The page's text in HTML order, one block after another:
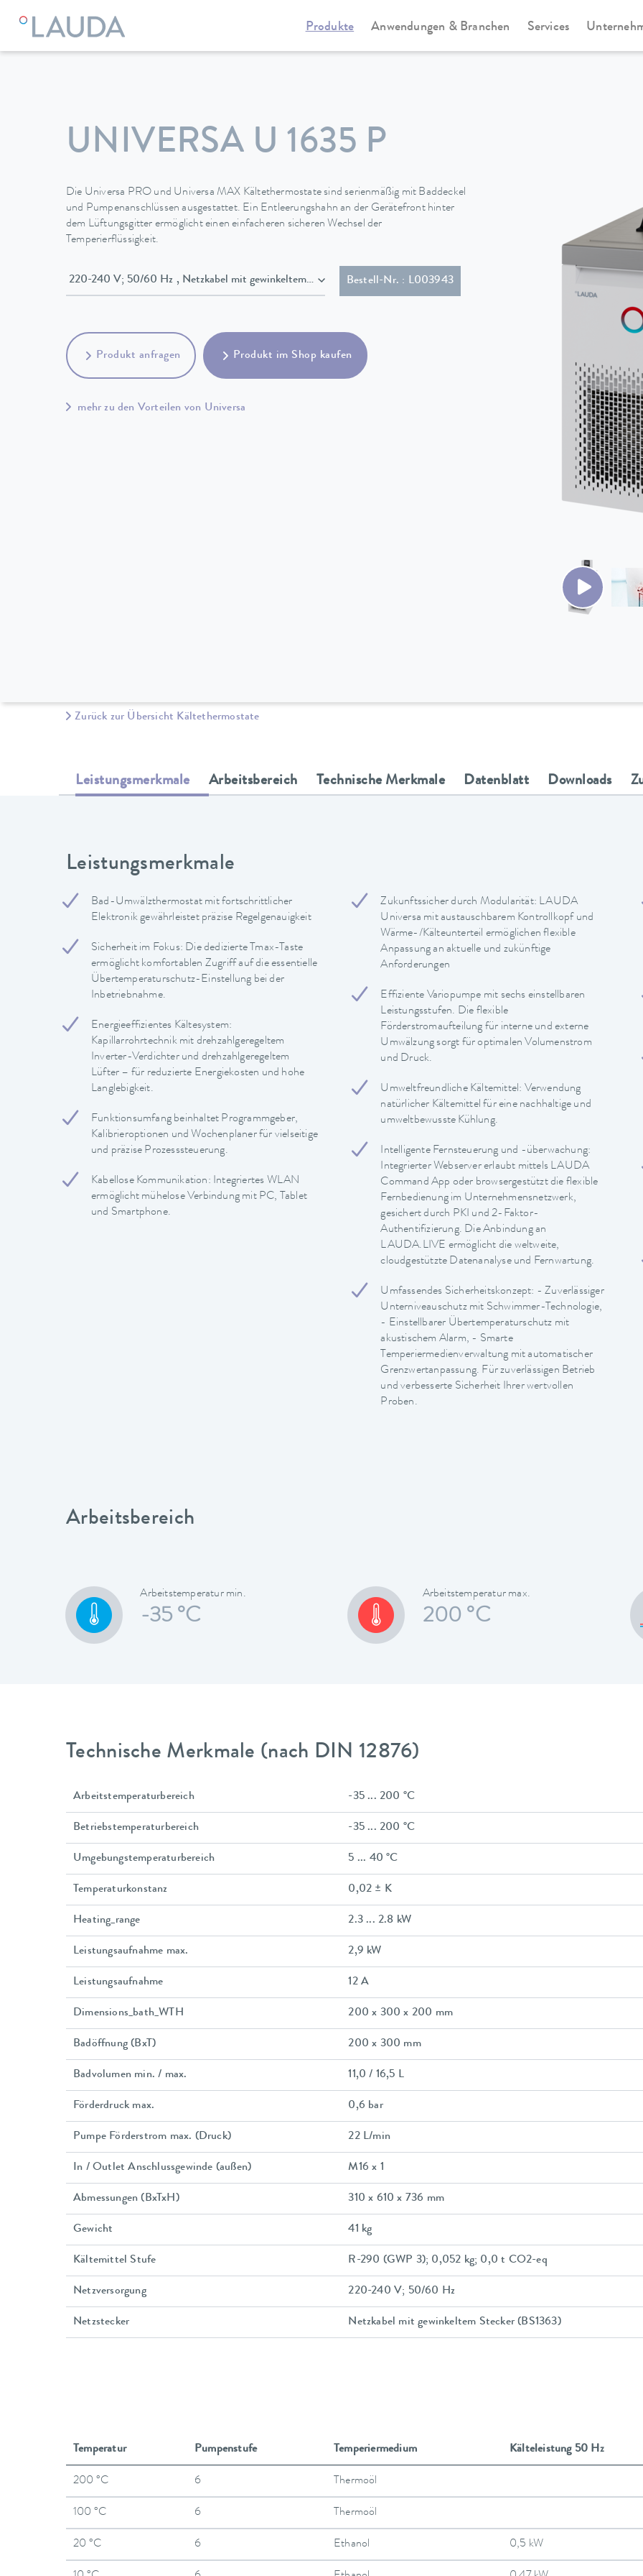
Produkte Anwendungen & Branchen Services
LAUDA Temperiergeräte Kältethermostate Universa
UNIVERSA U 1635 P
Die Universa PRO und Universa MAX Kältethermostate sind serienmäßig mit Baddeckel
und Pumpenanschlüssen ausgestattet. Ein Entleerungshahn an der Gerätefront hinter
dem Lüftungsgitter ermöglicht einen einfacheren sicheren Wechsel der
Temperierflüssigkeit.
220-240 V; 50/60 Hz , Netzkabel mit gewinkeltem Stecker (BS1363)Bestell-Nr. : L003943
Produkt anfragen Produkt im Shop kaufen
mehr zu den Vorteilen von Universa
Zurück zur Übersicht Kältethermostate
Leistungsmerkmale Arbeitsbereich Technische Merkmale Datenblatt Downloads
Leistungsmerkmale
Bad-Umwälzthermostat mit fortschrittlicher
Elektronik gewährleistet präzise Regelgenauigkeit
Sicherheit im Fokus: Die dedizierte Tmax-Taste
ermöglicht komfortablen Zugriff auf die essentielle
Übertemperaturschutz-Einstellung bei der
Inbetriebnahme.
Energieeffizientes Kältesystem:
Kapillarrohrtechnik mit drehzahlgeregeltem
Inverter-Verdichter und drehzahlgeregeltem
Lüfter – für reduzierte Energiekosten und hohe
Langlebigkeit.
Funktionsumfang beinhaltet Programmgeber,
Kalibrieroptionen und Wochenplaner für vielseitige
und präzise Prozesssteuerung.
Kabellose Kommunikation: Integriertes WLAN
ermöglicht mühelose Verbindung mit PC, Tablet
und Smartphone.
Zukunftssicher durch Modularität: LAUDA
Universa mit austauschbarem Kontrollkopf und
Wärme-/Kälteunterteil ermöglichen flexible
Anpassung an aktuelle und zukünftige
Anforderungen
Effiziente Variopumpe mit sechs einstellbaren
Leistungsstufen. Die flexible
Förderstromaufteilung für interne und externe
Umwälzung sorgt für optimalen Volumenstrom
und Druck.
Umweltfreundliche Kältemittel: Verwendung
natürlicher Kältemittel für eine nachhaltige und
umweltbewusste Kühlung.
Intelligente Fernsteuerung und -überwachung:
Integrierter Webserver erlaubt mittels LAUDA
Command App oder browsergestützt die flexible
Fernbedienung im Unternehmensnetzwerk,
gesichert durch PKI und 2-Faktor-
Authentifizierung. Die Anbindung an
LAUDA.LIVE ermöglicht die weltweite,
cloudgestützte Datenanalyse und Fernwartung.
Umfassendes Sicherheitskonzept: - Zuverlässiger
Unterniveauschutz mit Schwimmer-Technologie,
- Einstellbarer Übertemperaturschutz mit
akustischem Alarm, - Smarte
Temperiermedienverwaltung mit automatischer
Grenzwertanpassung. Für zuverlässigen Betrieb
und verbesserte Sicherheit Ihrer wertvollen
Proben.
Arbeitsbereich
Arbeitstemperatur min.
-35 °C
Arbeitstemperatur max.
200 °C
Technische Merkmale (nach DIN 12876)
Arbeitstemperaturbereich -35 ... 200 °C
Betriebstemperaturbereich -35 ... 200 °C
Umgebungstemperaturbereich 5 ... 40 °C
Temperaturkonstanz 0,02 ± K
Heating_range 2.3 ... 2.8 kW
Leistungsaufnahme max. 2,9 kW
Leistungsaufnahme 12 A
Dimensions_bath_WTH 200 x 300 x 200 mm
Badöffnung (BxT) 200 x 300 mm
Badvolumen min. / max. 11,0 / 16,5 L
Förderdruck max. 0,6 bar
Pumpe Förderstrom max. (Druck) 22 L/min
In / Outlet Anschlussgewinde (außen) M16 x 1
Abmessungen (BxTxH) 310 x 610 x 736 mm
Gewicht 41 kg
Kältemittel Stufe R-290 (GWP 3); 0,052 kg; 0,0 t CO2-eq
Netzversorgung 220-240 V; 50/60 Hz
Netzstecker Netzkabel mit gewinkeltem Stecker (BS1363)
Temperatur Pumpenstufe Temperiermedium Kälteleistung 50 Hz
200 °C 6 Thermoöl
100 °C 6 Thermoöl
20 °C 6 Ethanol 0,5 kW